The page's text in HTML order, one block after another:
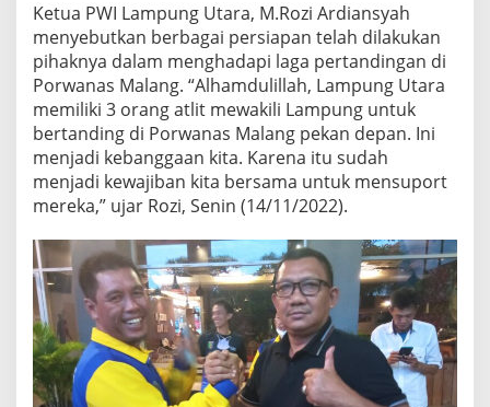
Ketua PWI Lampung Utara, M.Rozi Ardiansyah
menyebutkan berbagai persiapan telah dilakukan
pihaknya dalam menghadapi laga pertandingan di
Porwanas Malang. “Alhamdulillah, Lampung Utara
memiliki 3 orang atlit mewakili Lampung untuk
bertanding di Porwanas Malang pekan depan. Ini
menjadi kebanggaan kita. Karena itu sudah
menjadi kewajiban kita bersama untuk mensuport
mereka,” ujar Rozi, Senin (14/11/2022).